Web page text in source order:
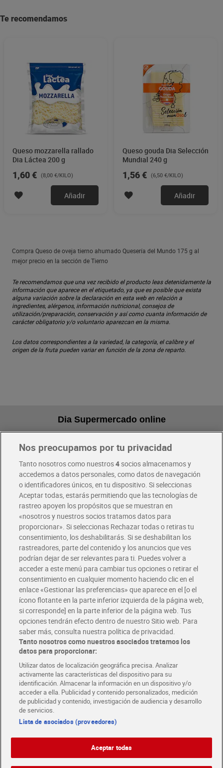
Te recomendamos
Queso mozzarella rallado
Dia Láctea 200 g
1,60 € (8,00 €/KILO)
Añadir
Queso gouda Dia Selección
Mundial 240 g
1,56 € (6,50 €/KILO)
Añadir
Compra Queso de oveja tierno ahumado Quesería del Mundo 175 g al
mejor precio en la sección de Tierno
Te recomendamos que una vez recibido el producto leas detenidamente la
información que aparece en el etiquetado, ya que es posible que exista
alguna variación sobre la declaración en esta web en relación a
ingredientes, alérgenos, información nutricional, consejos de
utilización/preparación, conservación y así como cuanta información de
carácter obligatorio y/o voluntario aparezcan en la misma.
Los datos correspondientes a la variedad, la categoría, el calibre y el
origen de la fruta pueden variar en función de la zona de reparto.
Dia Supermercado online
Pide hoy, recibe hoy
Envío gratis por compras superiores a 100€
Envío estandar por 4,99€
Glovo y Uber Eats
Solicita tu factura de Glovo o Uber Eats
Únete al CLUB Dia
Disfruta las ventajas y ofertas exclusivas.
Descárgate la APP Dia
Folletos y Tiendas
Descubre las mejores ofertas y busca tu tienda más cercana
Tarjeta MaX Dia
Te devuelve hasta 8€/mes de tus compras.
¡Solicita tu tarjeta de crédito aquí!
COMER MEJOR CADA DIA
COLABORA CON DIA ABRE TU TIENDA DIA CORPORATE
Nos preocupamos por tu privacidad
Tanto nosotros como nuestros4socios almacenamos y
accedemos a datos personales, como datos de navegación
o identificadores únicos, en tu dispositivo. Si seleccionas
Aceptar todas, estarás permitiendo que las tecnologías de
rastreo apoyen los propósitos que se muestran en
«nosotros y nuestros socios tratamos datos para
proporcionar». Si seleccionas Rechazar todas o retiras tu
consentimiento, los deshabilitarás. Si se deshabilitan los
rastreadores, parte del contenido y los anuncios que ves
podrían dejar de ser relevantes para ti. Puedes volver a
acceder a este menú para cambiar tus opciones o retirar el
consentimiento en cualquier momento haciendo clic en el
enlace «Gestionar las preferencias» que aparece en el [o el
ícono flotante en la parte inferior izquierda de la página web,
si corresponde] en la parte inferior de la página web. Tus
opciones tendrán efecto dentro de nuestro Sitio web. Para
saber más, consulta nuestra política de privacidad.
Tanto nosotros como nuestros asociados tratamos los
datos para proporcionar:
Utilizar datos de localización geográfica precisa. Analizar
activamente las características del dispositivo para su
identificación. Almacenar la información en un dispositivo y/o
acceder a ella. Publicidad y contenido personalizados, medición
de publicidad y contenido, investigación de audiencia y desarrollo
de servicios.
Lista de asociados (proveedores)
Aceptar todas